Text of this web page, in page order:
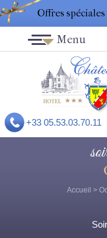
Offres spéciales
+33 05.53.03.70.11
Menu
Accueil >